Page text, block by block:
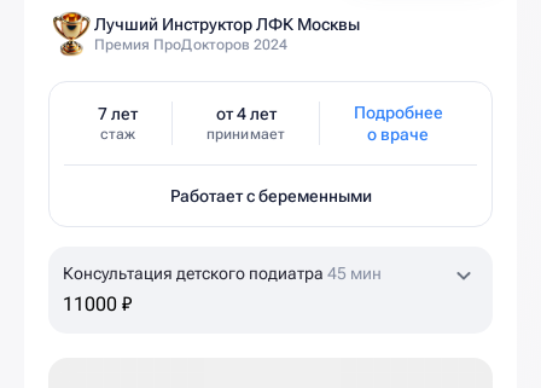
Лучший Инструктор ЛФК Москвы
Премия ПроДокторов 2024
7 лет
стаж
от 4 лет
принимает
Подробнее
о враче
Работает с беременными
Консультация детского подиатра 45 мин
11000 ₽